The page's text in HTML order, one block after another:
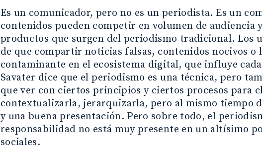
Es un comunicador, pero no es un periodista. Es un
contenidos pueden competir en volumen de audiencia
productos que surgen del periodismo tradicional. Los
de que compartir noticias falsas, contenidos nocivos o
contaminante en el ecosistema digital, que influye
Savater dice que el periodismo es una técnica, pero
que ver con ciertos principios y ciertos procesos para
contextualizarla, jerarquizarla, pero al mismo tiempo
y una buena presentación. Pero sobre todo, el
responsabilidad no está muy presente en un altísimo
sociales.